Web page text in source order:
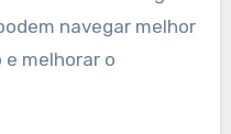
sob
atletas que
construtivo